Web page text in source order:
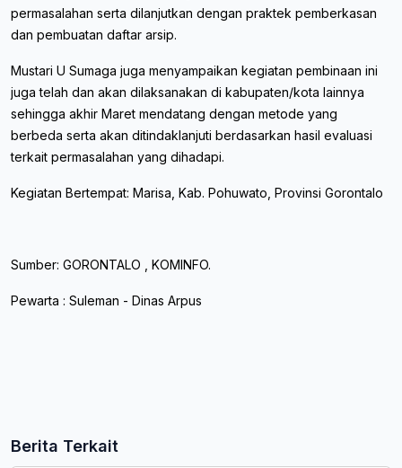
permasalahan serta dilanjutkan dengan praktek pemberkasan
dan pembuatan daftar arsip.
Mustari U Sumaga juga menyampaikan kegiatan pembinaan ini
juga telah dan akan dilaksanakan di kabupaten/kota lainnya
sehingga akhir Maret mendatang dengan metode yang
berbeda serta akan ditindaklanjuti berdasarkan hasil evaluasi
terkait permasalahan yang dihadapi.
Kegiatan Bertempat: Marisa, Kab. Pohuwato, Provinsi Gorontalo
Sumber: GORONTALO , KOMINFO.
Pewarta : Suleman - Dinas Arpus
Berita Terkait